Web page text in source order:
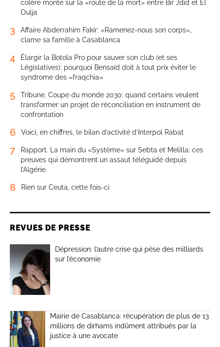
colère monte sur la «route de la mort» entre Bir Jdid et El
Oulja
3
Affaire Abderrahim Fakir: «Ramenez-nous son corps»,
clame sa famille à Casablanca
4
Élargir la Botola Pro pour sauver son club (et ses
Législatives): pourquoi Bensaïd doit à tout prix éviter le
syndrome des «fraqchia»
5
Tribune. Coupe du monde 2030: quand certains veulent
transformer un projet de réconciliation en instrument de
confrontation
6 Voici, en chiffres, le bilan d’activité d’Interpol Rabat
7
Rapport. La main du «Système» sur Sebta et Melilla: ces
preuves qui démontrent un assaut téléguidé depuis
l’Algérie
8 Rien sur Ceuta, cette fois-ci
REVUES DE PRESSE
Dépression: l’autre crise qui pèse des milliards
sur l’économie
Mairie de Casablanca: récupération de plus de 13
millions de dirhams indûment attribués par la
justice à une avocate